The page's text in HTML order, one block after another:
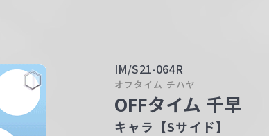
IM/S21-064R
オフタイム チハヤ
OFFタイム 千早
キャラ【Sサイド】